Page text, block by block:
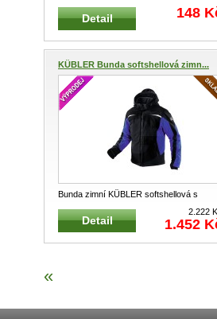
HERCULE VV750 černé Pracovní zimní
Detail 148
KÜBLER Bunda softshellová zimn...
Bunda zimní KÜBLER softshellová s
kapucí Nepromokavá, větru-odolná, z...
Detail
2.222
1.452
«